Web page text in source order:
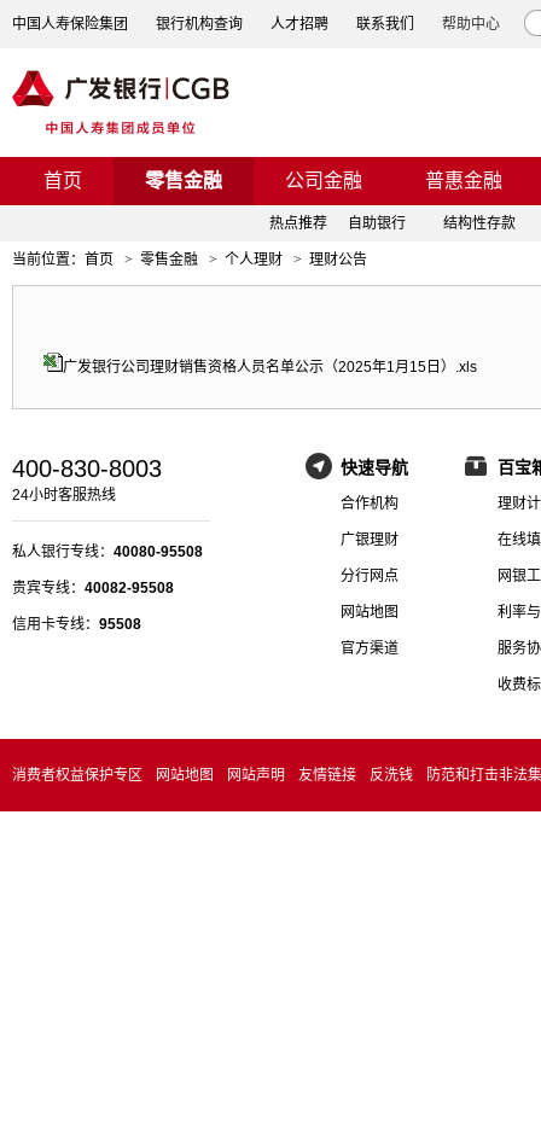
中国人寿保险集团 银行机构查询 人才招聘 联系我们 帮助中心
首页 零售金融 公司金融 普惠金融
热点推荐 自助银行 结构性存款
当前位置： 首页 > 零售金融 > 个人理财 > 理财公告
广发银行公司理财销售资格人员名单公示（2025年1月15日）.xls
400-830-8003
24小时客服热线
私人银行专线： 40080-95508
贵宾专线： 40082-95508
信用卡专线： 95508
快速导航
合作机构
广银理财
分行网点
网站地图
官方渠道
百宝
理财
在线
网银
利率
服务
收费
消费者权益保护专区 网站地图 网站声明 友情链接 反洗钱 防范和打击非法